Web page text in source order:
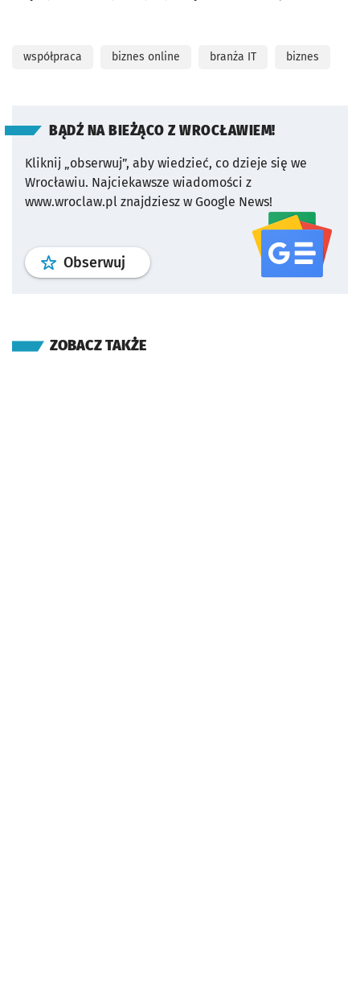
współpraca biznes online branża IT biznes
BĄDŹ NA BIEŻĄCO Z WROCŁAWIEM!
Kliknij „obserwuj”, aby wiedzieć, co dzieje się we
Wrocławiu. Najciekawsze wiadomości z
www.wroclaw.pl znajdziesz w Google News!
Obserwuj profil serwisu
ZOBACZ TAKŻE